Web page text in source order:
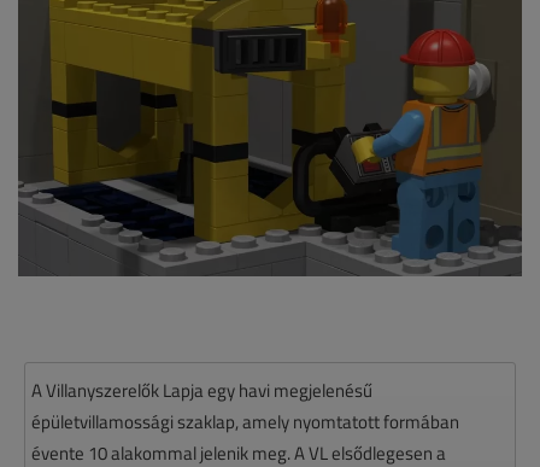
A Villanyszerelők Lapja egy havi megjelenésű
épületvillamossági szaklap, amely nyomtatott formában
évente 10 alakommal jelenik meg. A VL elsődlegesen a